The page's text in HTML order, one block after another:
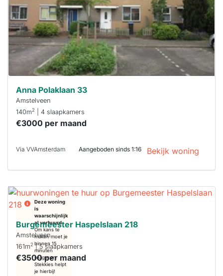
minuten
reageren.
Stekkies helpt
je hierbij!
Anna Polaklaan 33
Amstelveen
140m2 | 4 slaapkamers
€3000 per maand
Via VVAmsterdam Aangeboden sinds 1:16 Bekijk woning
Deze woning
is
waarschijnlijk
al verhuurd
Om kans te
maken moet je
binnen 15
minuten
reageren.
Stekkies helpt
je hierbij!
Burgemeester Haspelslaan 218
Amstelveen
161m2 | 5 slaapkamers
€3500 per maand